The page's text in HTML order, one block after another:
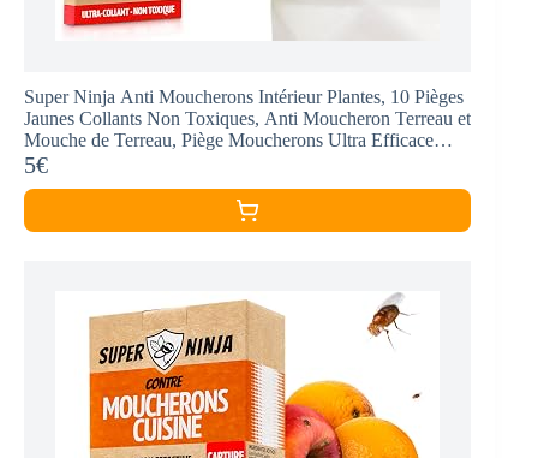
Super Ninja Anti Moucherons Intérieur Plantes, 10 Pièges
Jaunes Collants Non Toxiques, Anti Moucheron Terreau et
Mouche de Terreau, Piège Moucherons Ultra Efficace
Jusqu’à 3 Mois
5€